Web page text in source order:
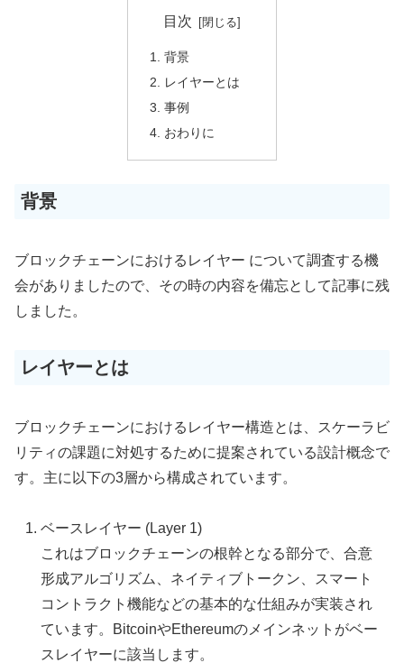
目次
背景
レイヤーとは
事例
おわりに
背景
ブロックチェーンにおけるレイヤー について調査する機
会がありましたので、その時の内容を備忘として記事に残
しました。
レイヤーとは
ブロックチェーンにおけるレイヤー構造とは、スケーラビ
リティの課題に対処するために提案されている設計概念で
す。主に以下の3層から構成されています。
ベースレイヤー (Layer 1)
これはブロックチェーンの根幹となる部分で、合意
形成アルゴリズム、ネイティブトークン、スマート
コントラクト機能などの基本的な仕組みが実装され
ています。BitcoinやEthereumのメインネットがベー
スレイヤーに該当します。